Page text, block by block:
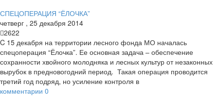
СПЕЦОПЕРАЦИЯ “ЁЛОЧКА”
четверг , 25 декабря 2014
2622
C 15 декабря на территории лесного фонда МО началась
спецоперация “Ёлочка”. Ее основная задача – обеспечение
сохранности хвойного молодняка и лесных культур от незаконных
вырубок в предновогодний период. Такая операция проводится
третий год подряд, но усиление контроля в
комментарии 0